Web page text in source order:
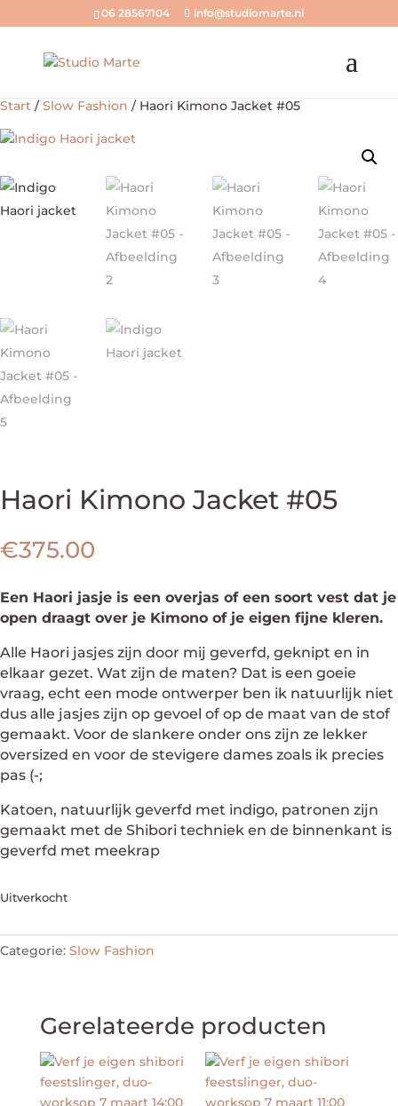
06 28567104 info@studiomarte.nl
Start /Slow Fashion / Haori Kimono Jacket #05
Haori Kimono Jacket #05
€375.00
Een Haori jasje is een overjas of een soort vest dat je
open draagt over je Kimono of je eigen fijne kleren.
Alle Haori jasjes zijn door mij geverfd, geknipt en in
elkaar gezet. Wat zijn de maten? Dat is een goeie
vraag, echt een mode ontwerper ben ik natuurlijk niet
dus alle jasjes zijn op gevoel of op de maat van de stof
gemaakt. Voor de slankere onder ons zijn ze lekker
oversized en voor de stevigere dames zoals ik precies
pas (-;
Katoen, natuurlijk geverfd met indigo, patronen zijn
gemaakt met de Shibori techniek en de binnenkant is
geverfd met meekrap
Uitverkocht
Categorie: Slow Fashion
Gerelateerde producten